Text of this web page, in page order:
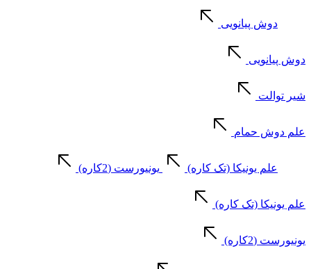
دوش پیانویی
دوش پیانویی
شیر توالت
علم دوش حمام
علم یونیکا (تک کاره) یونیورست (2کاره)
علم یونیکا (تک کاره)
یونیورست (2کاره)